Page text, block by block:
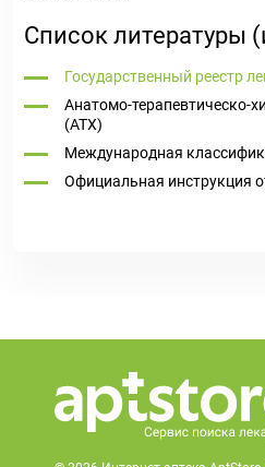
Список литературы
Государственный реестр
Анатомо-терапевтическо-
(ATX)
Международная
Официальная инструкция